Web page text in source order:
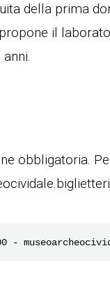
della prima
il
obbligatoria.
-